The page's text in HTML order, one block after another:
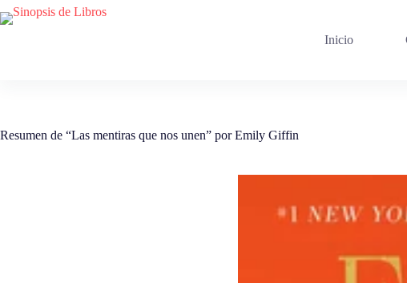
Saltar
al
Inicio
Resumen de “Las mentiras que nos unen” por Emily Giffin